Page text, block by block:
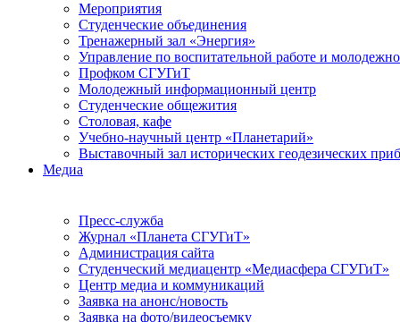
Мероприятия
Студенческие объединения
Тренажерный зал «Энергия»
Управление по воспитательной работе и
Профком СГУГиТ
Молодежный информационный центр
Студенческие общежития
Столовая, кафе
Учебно-научный центр «Планетарий»
Выставочный зал исторических геодезических
Медиа
Пресс-служба
Журнал «Планета СГУГиТ»
Администрация сайта
Студенческий медиацентр «Медиасфера СГУГиТ»
Центр медиа и коммуникаций
Заявка на анонс/новость
Заявка на фото/видеосъемку